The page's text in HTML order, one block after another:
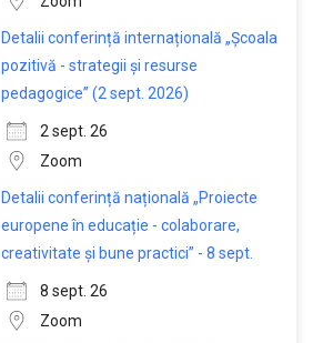
Detalii conferință internațională „Școala
pozitivă - strategii și resurse
pedagogice” (2 sept. 2026)
2 sept. 26
Zoom
Detalii conferință națională „Proiecte
europene în educație - colaborare,
creativitate și bune practici” - 8 sept.
8 sept. 26
Zoom